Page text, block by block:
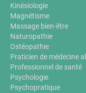
Kinésiologie
Magnétisme
Massage bien-être
Naturopathie
Ostéopathie
Praticien de médecine
Professionnel de santé
Psychologie
Psychopratique